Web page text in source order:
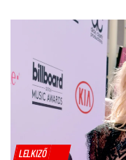
LELKIZŐ